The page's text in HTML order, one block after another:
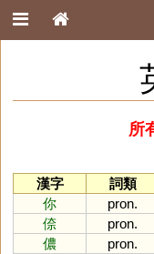
所
漢字
詞類
你
pron.
倷
pron.
儂
pron.